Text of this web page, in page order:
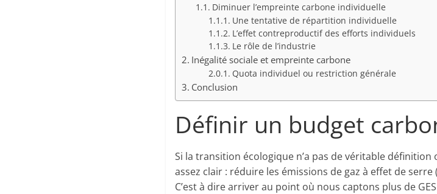
Diminuer l’empreinte carbone individuelle
Une tentative de répartition individuelle
L’effet contreproductif des efforts individuels
Le rôle de l’industrie
Inégalité sociale et empreinte carbone
Quota individuel ou restriction générale
Conclusion
Définir un budget
Si la transition écologique n’a pas de véritable
assez clair : réduire les émissions de gaz à effet de
C’est à dire arriver au point où nous captons plus de